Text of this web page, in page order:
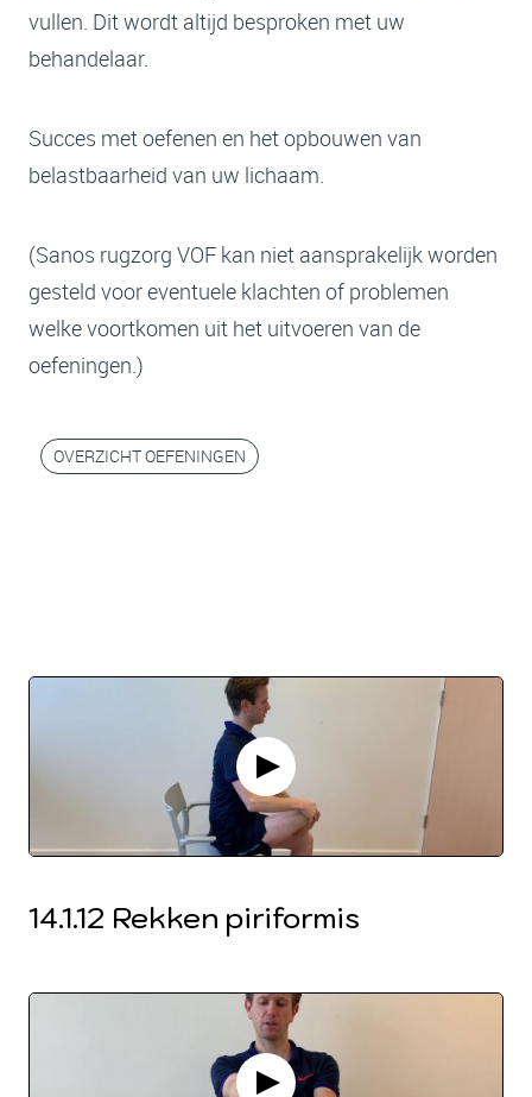
vullen. Dit wordt altijd besproken met uw
behandelaar.
Succes met oefenen en het opbouwen van
belastbaarheid van uw lichaam.
(Sanos rugzorg VOF kan niet aansprakelijk worden
gesteld voor eventuele klachten of problemen
welke voortkomen uit het uitvoeren van de
oefeningen.)
OVERZICHT OEFENINGEN
14.1.12 Rekken piriformis